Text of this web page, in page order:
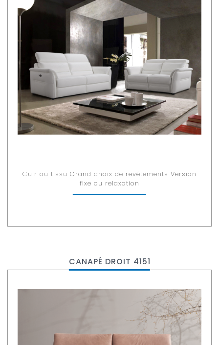
Cuir ou tissu Grand choix de revêtements Version
fixe ou relaxation
CANAPÉ DROIT 4151